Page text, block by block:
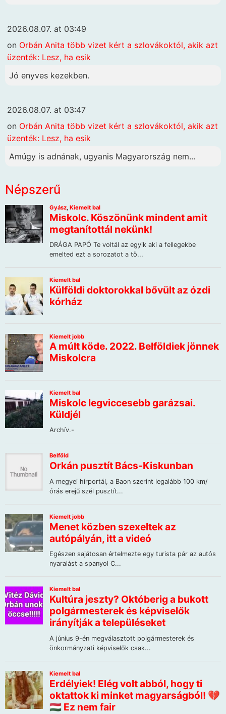
2026.08.07. at 03:49
on Orbán Anita több vizet kért a szlovákoktól, akik azt
üzenték: Lesz, ha esik
Jó enyves kezekben.
2026.08.07. at 03:47
on Orbán Anita több vizet kért a szlovákoktól, akik azt
üzenték: Lesz, ha esik
Amúgy is adnának, ugyanis Magyarország nem...
Népszerű